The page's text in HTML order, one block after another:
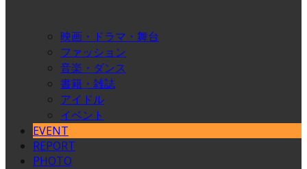
映画・ドラマ・舞台
ファッション
音楽・ダンス
書籍・雑誌
アイドル
イベント
EVENT
REPORT
PHOTO